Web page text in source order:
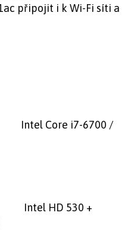
připojit i k Wi-Fi síti a
Core i7-6700 /
530 +